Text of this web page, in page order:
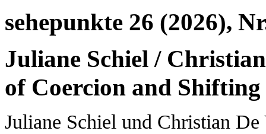
sehepunkte 26 (2026),
Juliane Schiel /
of Coercion and
Juliane Schiel und Christian